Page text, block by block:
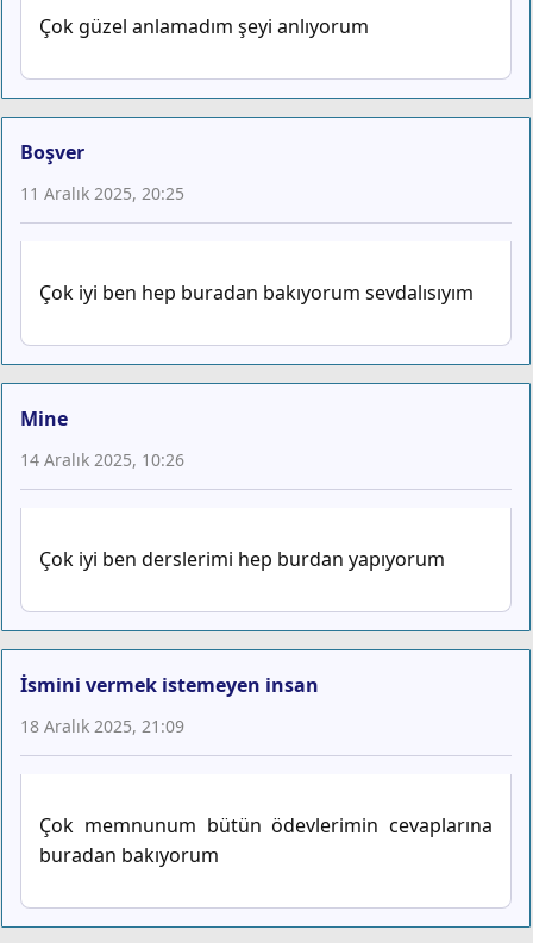
Çok güzel anlamadım şeyi anlıyorum
Boşver
11 Aralık 2025, 20:25
Çok iyi ben hep buradan bakıyorum sevdalısıyım
Mine
14 Aralık 2025, 10:26
Çok iyi ben derslerimi hep burdan yapıyorum
İsmini vermek istemeyen insan
18 Aralık 2025, 21:09
Çok memnunum bütün ödevlerimin cevaplarına
buradan bakıyorum